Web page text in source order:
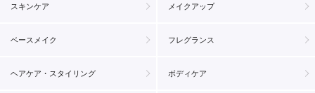
スキンケア メイクアップ
ベースメイク フレグランス
ヘアケア・スタイリング ボディケア